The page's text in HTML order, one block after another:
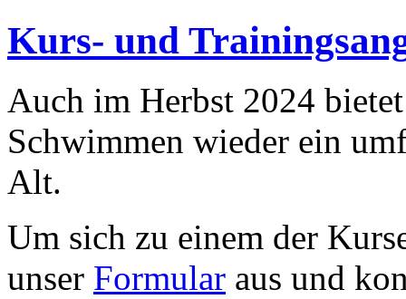
Kurs- und
Auch im Herbst 2024
Schwimmen wieder ein
Alt.
Um sich zu einem der
unser Formular aus und